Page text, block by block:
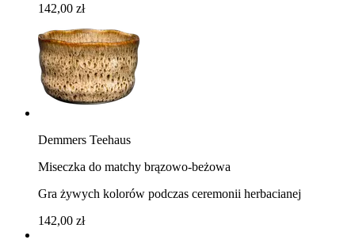
142,00 zł
Demmers Teehaus
Miseczka do matchy brązowo-beżowa
Gra żywych kolorów podczas ceremonii herbacianej
142,00 zł